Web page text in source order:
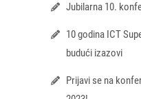
Jubilarna 10.
10 godina ICT
budući izazovi
Prijavi se na